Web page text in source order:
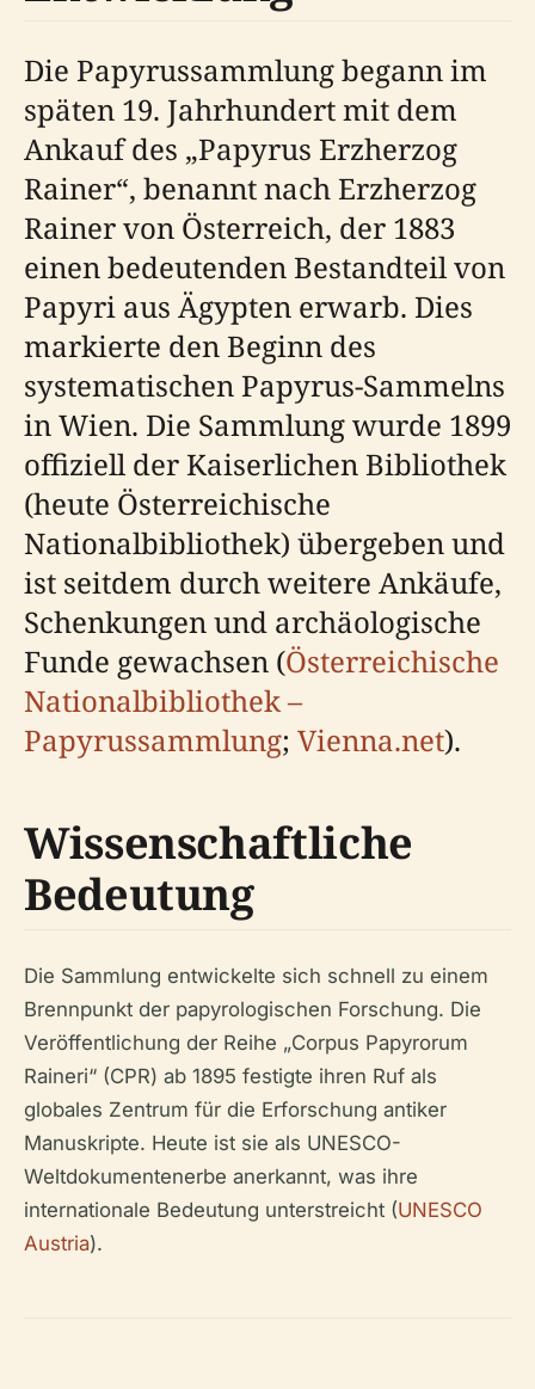
Die Papyrussammlung begann im
späten 19. Jahrhundert mit dem
Ankauf des „Papyrus Erzherzog
Rainer“, benannt nach Erzherzog
Rainer von Österreich, der 1883
einen bedeutenden Bestandteil von
Papyri aus Ägypten erwarb. Dies
markierte den Beginn des
systematischen Papyrus-Sammelns
in Wien. Die Sammlung wurde 1899
offiziell der Kaiserlichen Bibliothek
(heute Österreichische
Nationalbibliothek) übergeben und
ist seitdem durch weitere Ankäufe,
Schenkungen und archäologische
Funde gewachsen (Österreichische
Nationalbibliothek –
Papyrussammlung; Vienna.net).
Wissenschaftliche
Bedeutung
Die Sammlung entwickelte sich schnell zu einem
Brennpunkt der papyrologischen Forschung. Die
Veröffentlichung der Reihe „Corpus Papyrorum
Raineri“ (CPR) ab 1895 festigte ihren Ruf als
globales Zentrum für die Erforschung antiker
Manuskripte. Heute ist sie als UNESCO-
Weltdokumentenerbe anerkannt, was ihre
internationale Bedeutung unterstreicht (UNESCO
Austria).